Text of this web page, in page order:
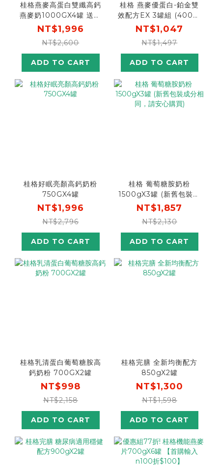
桂格燕麥高蛋白雙纖高鈣
燕麥奶1000GX4罐 送超
商卡【首購輸入n100折
$100】(全素可食)
NT$1,996
NT$2,600
ADD TO CART
桂格 燕麥優蛋白-鉑金雙
效配方EX 3罐組 (400g/
罐，全素可食)
NT$1,047
NT$1,497
ADD TO CART
桂格好眠亮顏高鈣奶粉
750GX4罐
NT$1,996
NT$2,796
ADD TO CART
桂格 葡萄糖胺奶粉
1500gX3罐 (新舊包裝成
分相同，請安心購買)
NT$1,857
NT$2,130
ADD TO CART
桂格乳清蛋白葡萄糖胺高
鈣奶粉 700GX2罐
NT$998
NT$2,158
ADD TO CART
桂格完膳 全新均衡配方
850gX2罐
NT$1,300
NT$1,598
ADD TO CART